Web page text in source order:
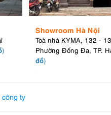
)
Showroom Hà Nội
Toà nhà KYMA, 132 -
Phường Đống Đa, TP.
đồ)
ty